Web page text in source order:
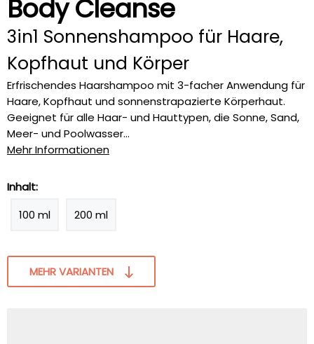
Body Cleanse
3in1 Sonnenshampoo für Haare,
Kopfhaut und Körper
Erfrischendes Haarshampoo mit 3-facher Anwendung für
Haare, Kopfhaut und sonnenstrapazierte Körperhaut.
Geeignet für alle Haar- und Hauttypen, die Sonne, Sand,
Meer- und Poolwasser...
Mehr Informationen
Inhalt:
100 ml
200 ml
MEHR VARIANTEN